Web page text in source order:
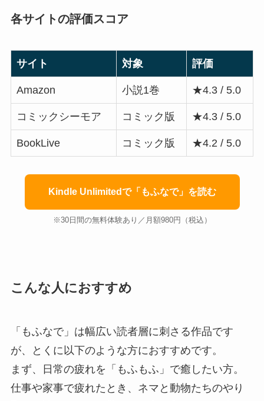
各サイトの評価スコア
サイト 対象 評価
Amazon 小説1巻 ★4.3 / 5.0
コミックシーモア コミック版 ★4.3 / 5.0
BookLive コミック版 ★4.2 / 5.0
Kindle Unlimitedで「もふなで」を読む
※30日間の無料体験あり／月額980円（税込）
こんな人におすすめ
「もふなで」は幅広い読者層に刺さる作品です
が、とくに以下のような方におすすめです。
まず、日常の疲れを「もふもふ」で癒したい方。
仕事や家事で疲れたとき、ネマと動物たちのやり